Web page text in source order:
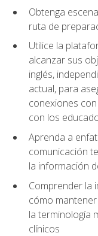
Obtenga
ruta de
Utilice la
alcanzar sus
inglés,
actual, para
conexiones
con los
Aprenda a
comunicación
la información
Comprender la
cómo
la terminología
clínicos